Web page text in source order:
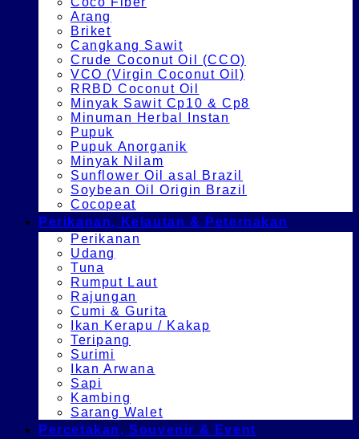
Arang
Briket
Cangkang Sawit
Crude Coconut Oil (CCO)
VCO (Virgin Coconut Oil)
RRBD Coconut Oil
Minyak Sawit Cp10 & Cp8
Minuman Herbal Instan
Pupuk
Pupuk Anorganik
Minyak Nilam
Sunflower Oil asal Brazil
Soybean Oil Origin Brazil
Cocopeat
Perikanan, Kelautan & Peternakan
Perikanan
Udang
Tuna
Rumput Laut
Rajungan
Cumi & Gurita
Ikan Kerapu / Kakap
Teripang
Surimi
Ikan Arwana
Sapi
Kambing
Sarang Walet
Percetakan, Souvenir & Event